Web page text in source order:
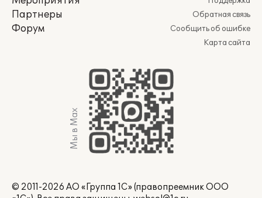
Партнеры
Форум
Обратная связь
Сообщить об ошибке
Карта сайта
Мы в Max
© 2011-2026 АО «Группа 1С» (правопреемник ООО